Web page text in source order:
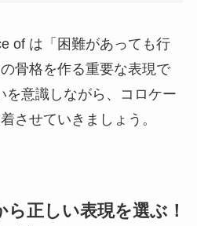
of は「困難があっても行
骨格を作る重要な表現で
を意識しながら、コロケー
させていきましょう。
ら正しい表現を選ぶ！